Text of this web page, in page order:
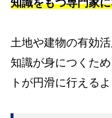
知識をもつ専門家
土地や建物の有効
知識が身につくた
トが円滑に行える